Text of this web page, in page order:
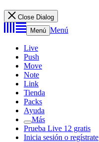
Close Dialog
Menú Menú
Live
Push
Move
Note
Link
Tienda
Packs
Ayuda
Más
Prueba Live 12 gratis
Inicia sesión o regístrate